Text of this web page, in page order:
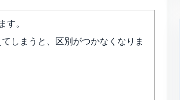
。
しまうと、区別がつかなくなりま